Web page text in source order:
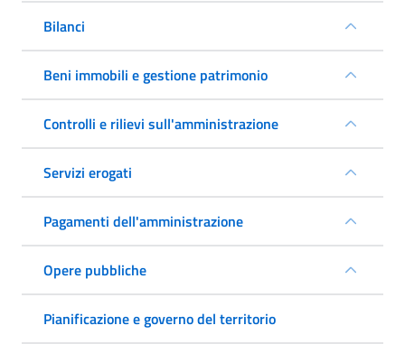
Bilanci
Beni immobili e gestione patrimonio
Controlli e rilievi sull'amministrazione
Servizi erogati
Pagamenti dell'amministrazione
Opere pubbliche
Pianificazione e governo del territorio